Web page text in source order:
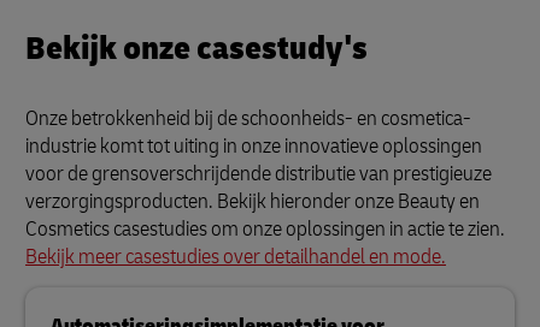
Bekijk onze casestudy's
Onze betrokkenheid bij de schoonheids- en cosmetica-
industrie komt tot uiting in onze innovatieve oplossingen
voor de grensoverschrijdende distributie van prestigieuze
verzorgingsproducten. Bekijk hieronder onze Beauty en
Cosmetics casestudies om onze oplossingen in actie te zien.
Bekijk meer casestudies over detailhandel en mode.